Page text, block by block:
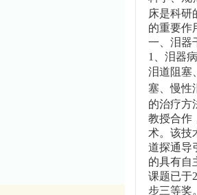
床是科研
的重要作
一、泪器
1、泪器病
泪道阻塞
塞、慢性
的治疗方
教授合作
术。该技
道探通导
的具有自
课题已于
步三等奖。